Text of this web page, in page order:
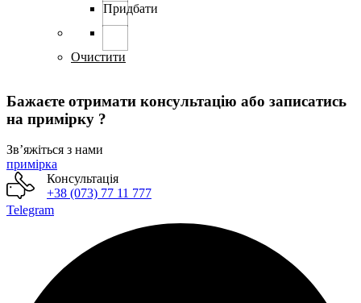
сторінці
Придбати
Очистити
Бажаєте отримати консультацію або записатись
на примірку ?
Звʼяжіться з нами
примірка
Консультація
+38 (073) 77 11 777
Telegram